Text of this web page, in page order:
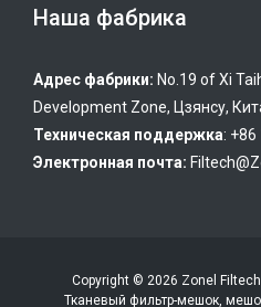
Наша фабрика
Адрес фабрики: No.19 of Xi
Development Zone, Цзянсу,
Техническая поддержка:
Электронная почта:
Copyright © 2026 Zonel
Тканевый фильтр-мешок,